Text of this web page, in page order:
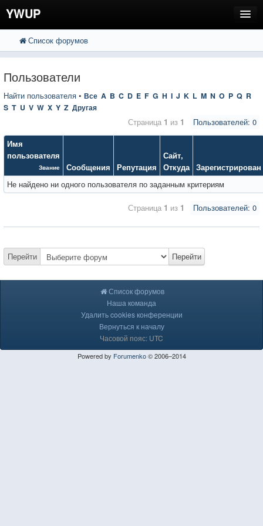
YWUP
FAQ
Вход
Список форумов
Пользователи
Найти пользователя • Все A B C D E F G H I J K L M N O P Q R
S T U V W X Y Z Другая
Пользователей: 0
Страница 1 из 1
Имя
пользователя
Звание Сообщения Репутация
Сайт,
Откуда Зарегистрирован
Не найдено ни одного пользователя по заданным критериям
Пользователей: 0
Страница 1 из 1
Перейти Перейти
Список форумов
Наша команда
Удалить cookies конференции
Вернуться к началу
Часовой пояс: UTC
Powered by Forumenko© 2006–2014